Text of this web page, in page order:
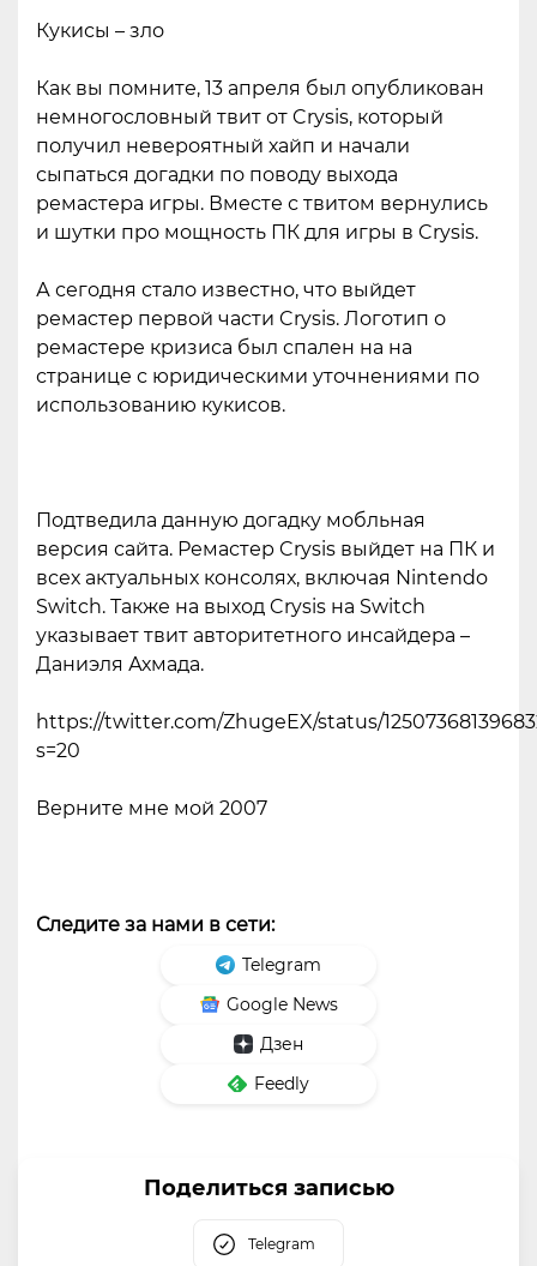
Кукисы – зло
Как вы помните, 13 апреля был опубликован
немногословный твит от Crysis, который
получил невероятный хайп и начали
сыпаться догадки по поводу выхода
ремастера игры. Вместе с твитом вернулись
и шутки про мощность ПК для игры в Crysis.
А сегодня стало известно, что выйдет
ремастер первой части Crysis. Логотип о
ремастере кризиса был спален на на
странице с юридическими уточнениями по
использованию кукисов.
Подтведила данную догадку мобльная
версия сайта. Ремастер Crysis выйдет на ПК и
всех актуальных консолях, включая Nintendo
Switch. Также на выход Crysis на Switch
указывает твит авторитетного инсайдера –
Даниэля Ахмада.
https://twitter.com/ZhugeEX/status/
s=20
Верните мне мой 2007
Следите за нами в сети:
Telegram
Google News
Дзен
Feedly
Поделиться записью
Telegram